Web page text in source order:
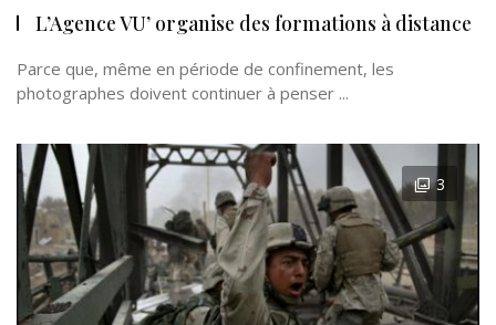
L’Agence VU’ organise des formations à distance
Parce que, même en période de confinement, les
photographes doivent continuer à penser ...
3